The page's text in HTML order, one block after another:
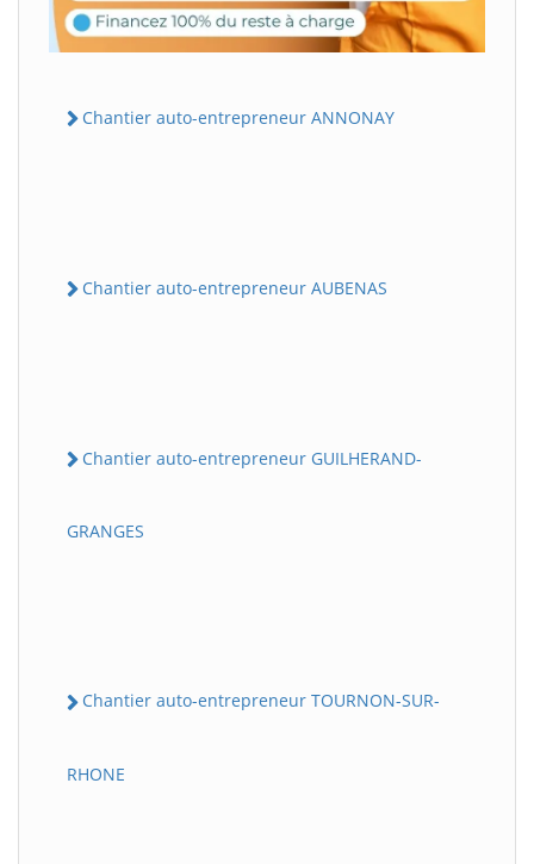
Chantier auto-entrepreneur ANNONAY
Chantier auto-entrepreneur AUBENAS
Chantier auto-entrepreneur GUILHERAND-
GRANGES
Chantier auto-entrepreneur TOURNON-SUR-
RHONE